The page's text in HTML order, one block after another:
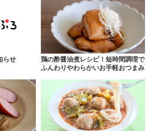
らせ
鶏の酢醤油煮レシピ！短時間調理で
ふんわりやわらかいお手軽おつまみ